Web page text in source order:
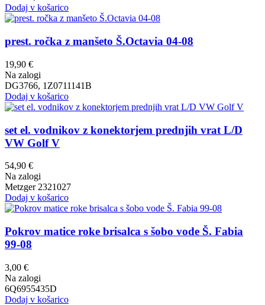
Dodaj v košarico
prest. ročka z manšeto Š.Octavia 04-08
19,90 €
Na zalogi
DG3766, 1Z0711141B
Dodaj v košarico
set el. vodnikov z konektorjem prednjih vrat L/D
VW Golf V
54,90 €
Na zalogi
Metzger 2321027
Dodaj v košarico
Pokrov matice roke brisalca s šobo vode Š. Fabia
99-08
3,00 €
Na zalogi
6Q6955435D
Dodaj v košarico